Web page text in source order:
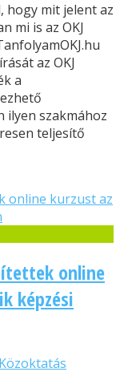
hogy mit jelent az
mi is az OKJ
az OKJ
a
ilyen szakmához
teljesítő
online
képzési
Közoktatás